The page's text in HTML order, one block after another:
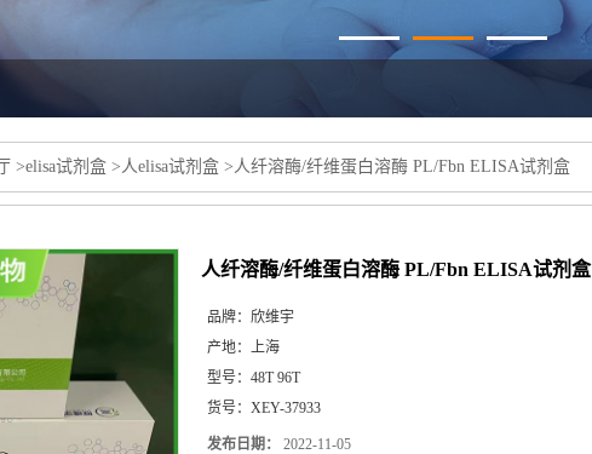
>elisa试剂盒 >人elisa试剂盒 >人纤溶酶/纤维蛋白溶酶 PL/Fbn ELISA试剂盒
人纤溶酶/纤维蛋白溶酶 PL/Fbn ELISA试剂盒
品牌： 欣维宇
产地： 上海
型号： 48T 96T
货号： XEY-37933
发布日期： 2022-11-05